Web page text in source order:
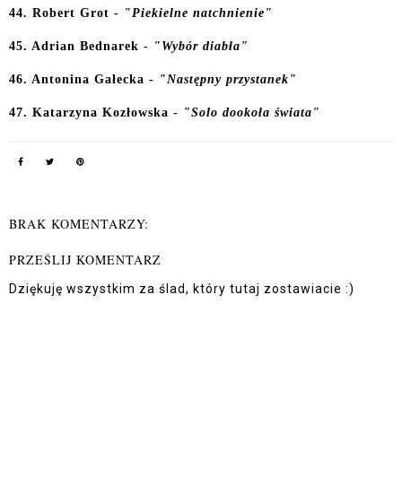
44. Robert Grot - "Piekielne natchnienie"
45. Adrian Bednarek - "Wybór diabła"
46. Antonina Gałecka - "Następny przystanek"
47. Katarzyna Kozłowska - "Solo dookoła świata"
BRAK KOMENTARZY:
PRZEŚLIJ KOMENTARZ
Dziękuję wszystkim za ślad, który tutaj zostawiacie :)